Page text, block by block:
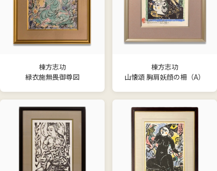
棟方志功
緑衣施無畏御尊図
棟方志功
山懐頌 胸肩妖顔の柵（A）